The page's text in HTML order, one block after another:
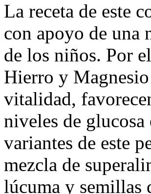
La receta de este
con apoyo de una
de los niños. Por
Hierro y
vitalidad,
niveles de
variantes de este
mezcla de
lúcuma y semillas